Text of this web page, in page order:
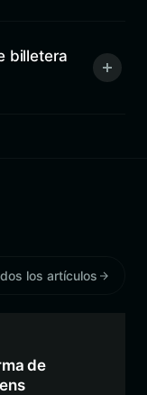
billetera
los artículos
de